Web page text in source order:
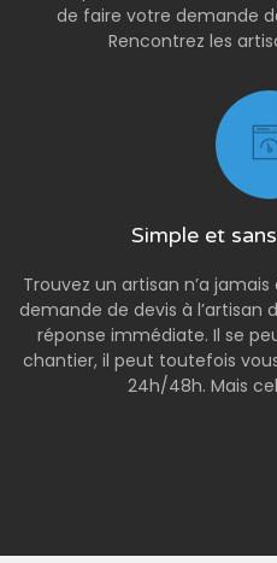
de faire votre demande
Rencontrez les
Simple et
Trouvez un artisan n’a
demande de devis à l’artisan
réponse immédiate. Il se
chantier, il peut toutefois
24h/48h. Mais